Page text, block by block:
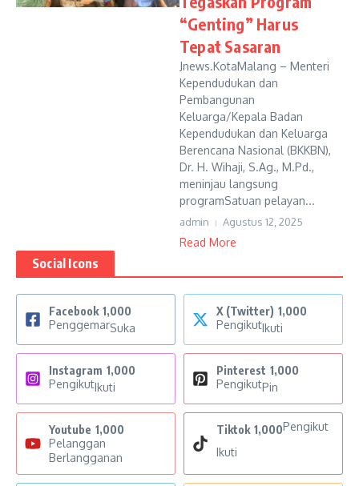
“Genting” Harus
Tepat Sasaran
Jnews.KotaMalang – Menteri
Kependudukan dan
Pembangunan
Keluarga/Kepala Badan
Kependudukan dan Keluarga
Berencana Nasional (BKKBN),
Dr. H. Wihaji, S.Ag., M.Pd.,
meninjau langsung
programSatuan pelayan...
admin Agustus 12, 2025
Read More
Social Icons
Facebook 1,000
PenggemarSuka
X (Twitter) 1,000
PengikutIkuti
Instagram 1,000
PengikutIkuti
Pinterest 1,000
PengikutPin
Youtube 1,000
Pelanggan
Berlangganan
Tiktok 1,000Pengikut
Ikuti